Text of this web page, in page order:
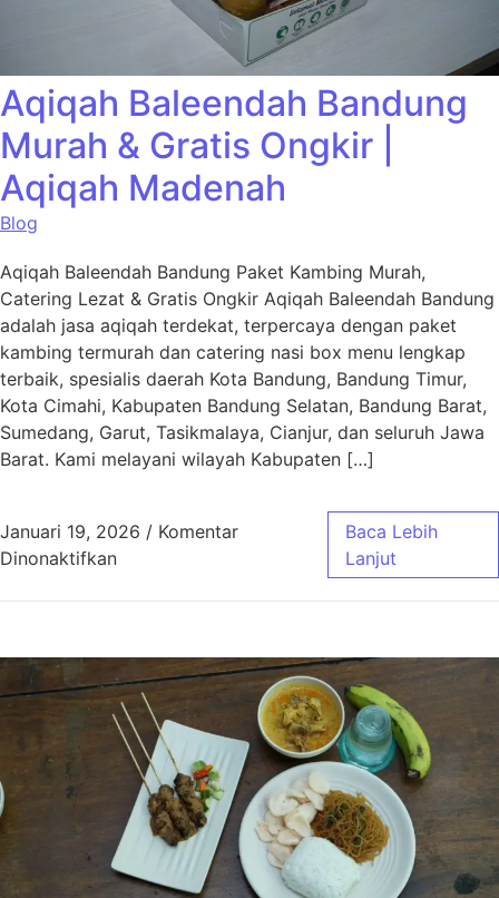
Aqiqah Baleendah Bandung
Murah & Gratis Ongkir |
Aqiqah Madenah
Blog
Aqiqah Baleendah Bandung Paket Kambing Murah,
Catering Lezat & Gratis Ongkir Aqiqah Baleendah Bandung
adalah jasa aqiqah terdekat, terpercaya dengan paket
kambing termurah dan catering nasi box menu lengkap
terbaik, spesialis daerah Kota Bandung, Bandung Timur,
Kota Cimahi, Kabupaten Bandung Selatan, Bandung Barat,
Sumedang, Garut, Tasikmalaya, Cianjur, dan seluruh Jawa
Barat. Kami melayani wilayah Kabupaten […]
Januari 19, 2026 / Komentar
Dinonaktifkanpada Aqiqah Baleendah Bandung Murah &
Baca Lebih
Lanjut